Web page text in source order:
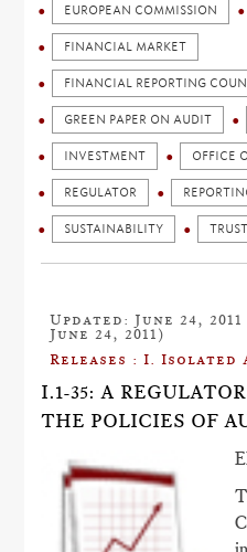
EUROPEAN COMMISSION
FINANCIAL MARKET
FINANCIAL REPORTING
GREEN PAPER ON AUDIT
INVESTMENT OFFICE
REGULATOR
SUSTAINABILITY TRUST
Updated: June 24,
June 24, 2011)
Releases : I.
I.1-35: A
THE POLICIES OF